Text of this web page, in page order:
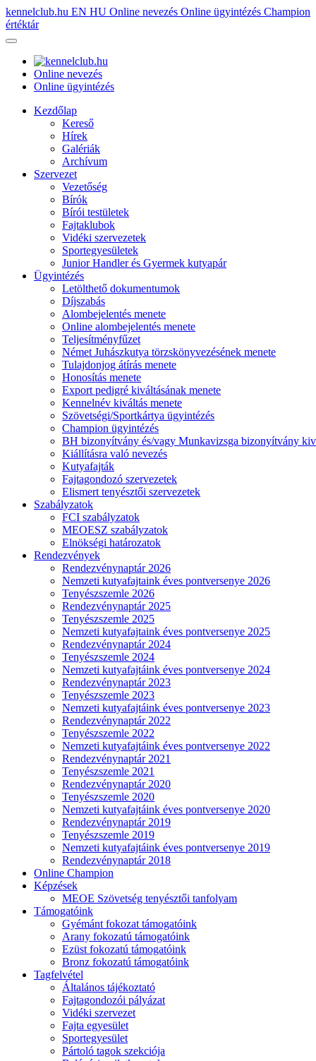
kennelclub.hu EN HU Online nevezés Online ügyintézés Champion
értéktár
Online nevezés
Online ügyintézés
Kezdőlap
Kereső
Hírek
Galériák
Archívum
Szervezet
Vezetőség
Bírók
Bírói testületek
Fajtaklubok
Vidéki szervezetek
Sportegyesületek
Junior Handler és Gyermek kutyapár
Ügyintézés
Letölthető dokumentumok
Díjszabás
Alombejelentés menete
Online alombejelentés menete
Teljesítményfűzet
Német Juhászkutya törzskönyvezésének menete
Tulajdonjog átírás menete
Honosítás menete
Export pedigré kiváltásának menete
Kennelnév kiváltás menete
Szövetségi/Sportkártya ügyintézés
Champion ügyintézés
BH bizonyítvány és/vagy Munkavizsga bizonyítvány
Kiállításra való nevezés
Kutyafajták
Fajtagondozó szervezetek
Elismert tenyésztői szervezetek
Szabályzatok
FCI szabályzatok
MEOESZ szabályzatok
Elnökségi határozatok
Rendezvények
Rendezvénynaptár 2026
Nemzeti kutyafajtaink éves pontversenye 2026
Tenyészszemle 2026
Rendezvénynaptár 2025
Tenyészszemle 2025
Nemzeti kutyafajtaink éves pontversenye 2025
Rendezvénynaptár 2024
Tenyészszemle 2024
Nemzeti kutyafajtáink éves pontversenye 2024
Rendezvénynaptár 2023
Tenyészszemle 2023
Nemzeti kutyafajtáink éves pontversenye 2023
Rendezvénynaptár 2022
Tenyészszemle 2022
Nemzeti kutyafajtáink éves pontversenye 2022
Rendezvénynaptár 2021
Tenyészszemle 2021
Rendezvénynaptár 2020
Tenyészszemle 2020
Nemzeti kutyafajtáink éves pontversenye 2020
Rendezvénynaptár 2019
Tenyészszemle 2019
Nemzeti kutyafajtáink éves pontversenye 2019
Rendezvénynaptár 2018
Online Champion
Képzések
MEOE Szövetség tenyésztői tanfolyam
Támogatóink
Gyémánt fokozat támogatóink
Arany fokozatú támogatóink
Ezüst fokozatú támogatóink
Bronz fokozatú támogatóink
Tagfelvétel
Általános tájékoztató
Fajtagondozói pályázat
Vidéki szervezet
Fajta egyesület
Sportegyesület
Pártoló tagok szekciója